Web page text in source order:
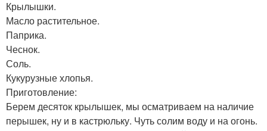
Крылышки.
Масло растительное.
Паприка.
Чеснок.
Соль.
Кукурузные хлопья.
Приготовление:
Берем десяток крылышек, мы осматриваем на наличие
перышек, ну и в кастрюльку. Чуть солим воду и на огонь.